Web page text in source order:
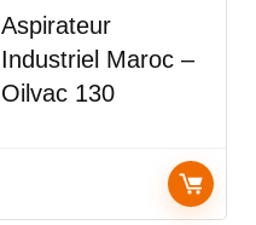
Aspirateur
Industriel Maroc –
Oilvac 130